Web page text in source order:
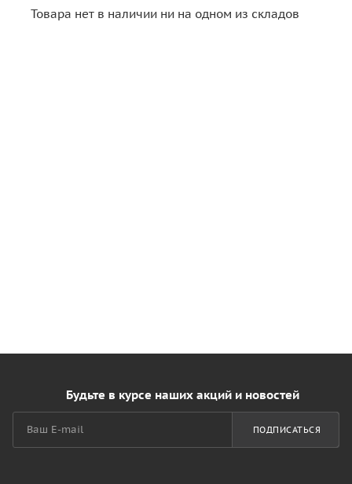
Товара нет в наличии ни на одном из складов
Будьте в курсе наших акций и новостей
ПОДПИСАТЬСЯ